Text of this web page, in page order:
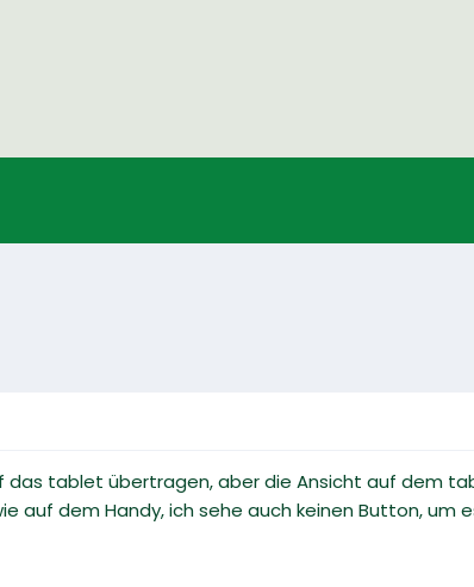
das tablet übertragen, aber die Ansicht auf dem
auf dem Handy, ich sehe auch keinen Button, um